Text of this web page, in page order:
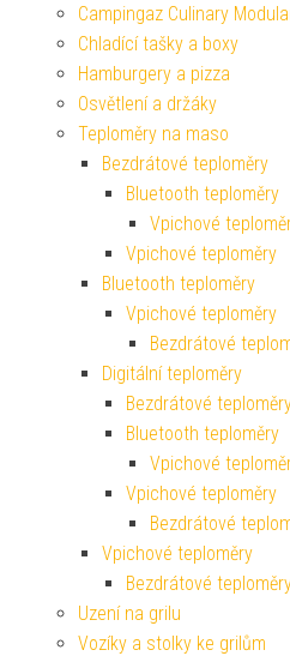
Campingaz Culinary
Chladící tašky a boxy
Hamburgery a pizza
Osvětlení a držáky
Teploměry na maso
Bezdrátové teploměry
Bluetooth teploměry
Vpichové
Vpichové teploměry
Bluetooth teploměry
Vpichové teploměry
Bezdrátové
Digitální teploměry
Bezdrátové
Bluetooth teploměry
Vpichové
Vpichové teploměry
Bezdrátové
Vpichové teploměry
Bezdrátové
Uzení na grilu
Vozíky a stolky ke grilům